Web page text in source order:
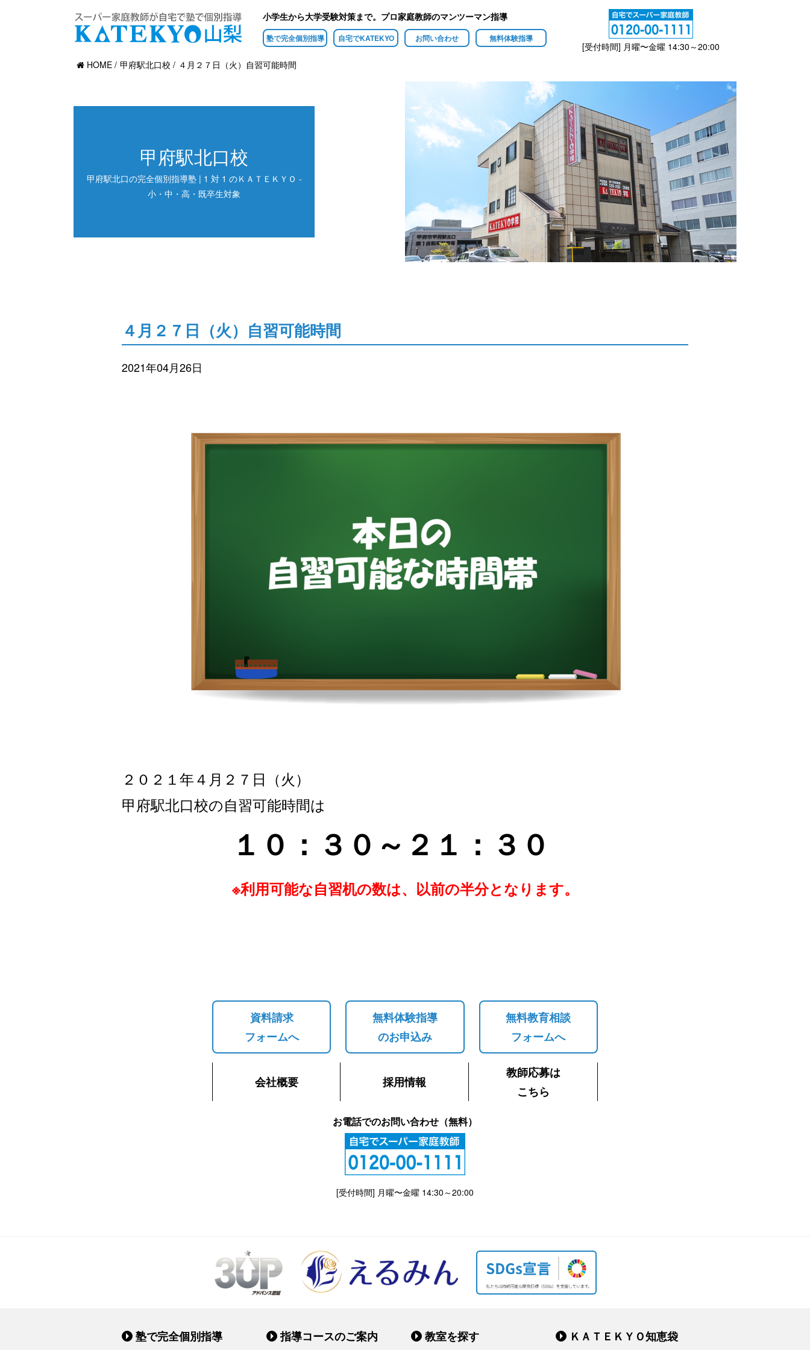
小学生から大学受験対策まで。プロ家庭教師のマンツーマン指導
塾で完全個別指導 自宅でKATEKYO お問い合わせ 無料体験指導
[受付時間] 月曜〜金曜 14:30～20:00
HOME
甲府駅北口校 ４月２７日（火）自習可能時間
甲府駅北口校
甲府駅北口の完全個別指導塾 | 1 対 1 のＫＡＴＥＫＹＯ -
小・中・高・既卒生対象
４月２７日（火）自習可能時間
2021年04月26日
２０２１年４月２７ 日（火）
甲府駅北口校の自習可能時間は
１０：３０～２１：３ ０
※利用可能な自習机の数は、以前の半分となります。
資料請求
フォームへ
無料体験指導
のお申込み
無料教育相談
フォームへ
会社概要 採用情報
教師応募は
こちら
お電話でのお問い合わせ（無料）
[受付時間] 月曜〜金曜 14:30～20:00
塾で完全個別指導 指導コースのご案内 教室を探す ＫＡＴＥＫＹＯ知恵袋